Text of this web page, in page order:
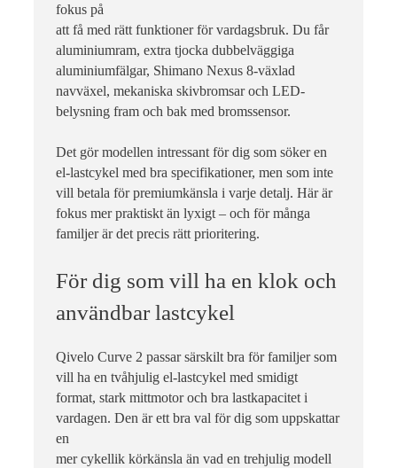
fokus på
att få med rätt funktioner för vardagsbruk. Du får
aluminiumram, extra tjocka dubbelväggiga
aluminiumfälgar, Shimano Nexus 8-växlad
navväxel, mekaniska skivbromsar och LED-
belysning fram och bak med bromssensor.
Det gör modellen intressant för dig som söker en
el-lastcykel med bra specifikationer, men som inte
vill betala för premiumkänsla i varje detalj. Här är
fokus mer praktiskt än lyxigt – och för många
familjer är det precis rätt prioritering.
För dig som vill ha en klok och
användbar lastcykel
Qivelo Curve 2 passar särskilt bra för familjer som
vill ha en tvåhjulig el-lastcykel med smidigt
format, stark mittmotor och bra lastkapacitet i
vardagen. Den är ett bra val för dig som uppskattar
en
mer cykellik körkänsla än vad en trehjulig modell